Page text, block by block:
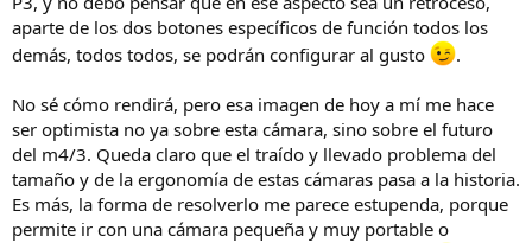
aparte de los dos botones específicos de función todos los
demás, todos todos, se podrán configurar al gusto
.
No sé cómo rendirá, pero esa imagen de hoy a mí me hace
ser optimista no ya sobre esta cámara, sino sobre el futuro
del m4/3. Queda claro que el traído y llevado problema del
tamaño y de la ergonomía de estas cámaras pasa a la historia.
Es más, la forma de resolverlo me parece estupenda, porque
permite ir con una cámara pequeña y muy portable o